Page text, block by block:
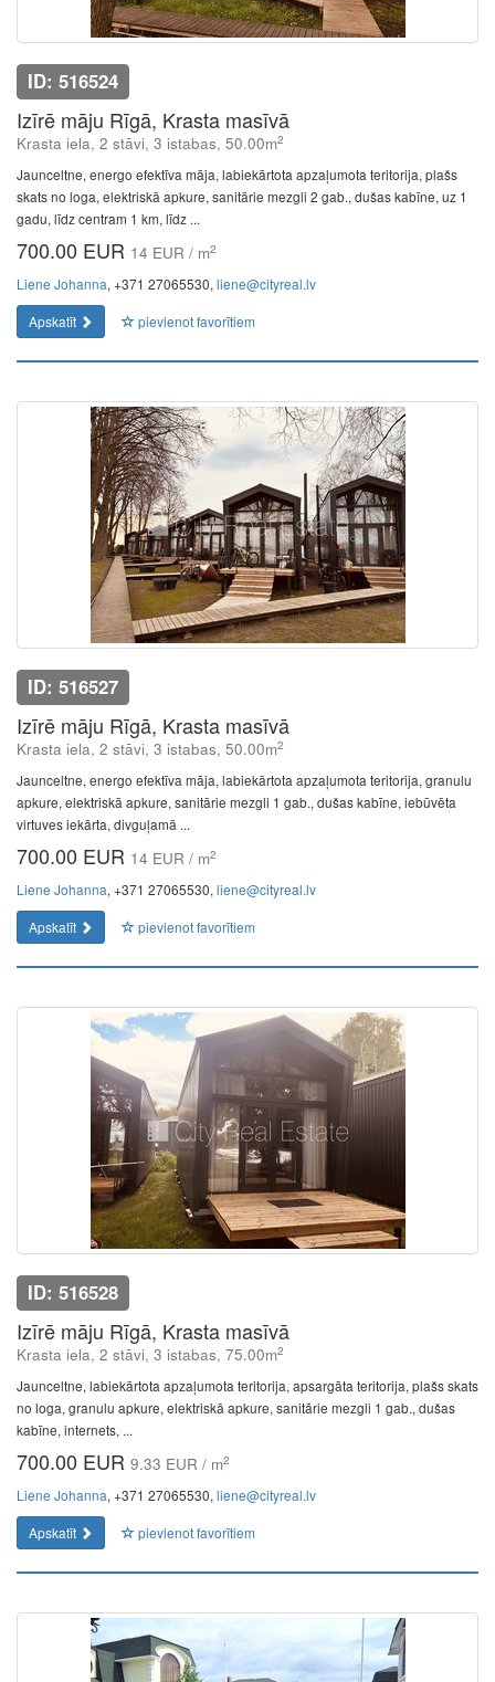
ID: 516524
Izīrē māju Rīgā, Krasta masīvā
Krasta iela, 2 stāvi, 3 istabas, 50.00m2
Jaunceltne, energo efektīva māja, labiekārtota apzaļumota teritorija, plašs
skats no loga, elektriskā apkure, sanitārie mezgli 2 gab., dušas kabīne, uz 1
gadu, līdz centram 1 km, līdz ...
700.00 EUR 14 EUR / m2
Liene Johanna, +371 27065530, liene@cityreal.lv
Apskatīt
pievienot favorītiem
ID: 516527
Izīrē māju Rīgā, Krasta masīvā
Krasta iela, 2 stāvi, 3 istabas, 50.00m2
Jaunceltne, energo efektīva māja, labiekārtota apzaļumota teritorija, granulu
apkure, elektriskā apkure, sanitārie mezgli 1 gab., dušas kabīne, iebūvēta
virtuves iekārta, divguļamā ...
700.00 EUR 14 EUR / m2
Liene Johanna, +371 27065530, liene@cityreal.lv
Apskatīt
pievienot favorītiem
ID: 516528
Izīrē māju Rīgā, Krasta masīvā
Krasta iela, 2 stāvi, 3 istabas, 75.00m2
Jaunceltne, labiekārtota apzaļumota teritorija, apsargāta teritorija, plašs skats
no loga, granulu apkure, elektriskā apkure, sanitārie mezgli 1 gab., dušas
kabīne, internets, ...
700.00 EUR 9.33 EUR / m2
Liene Johanna, +371 27065530, liene@cityreal.lv
Apskatīt
pievienot favorītiem